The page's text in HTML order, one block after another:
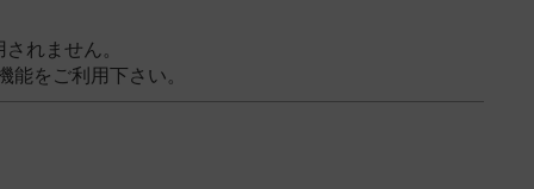
れません。
をご利用下さい。